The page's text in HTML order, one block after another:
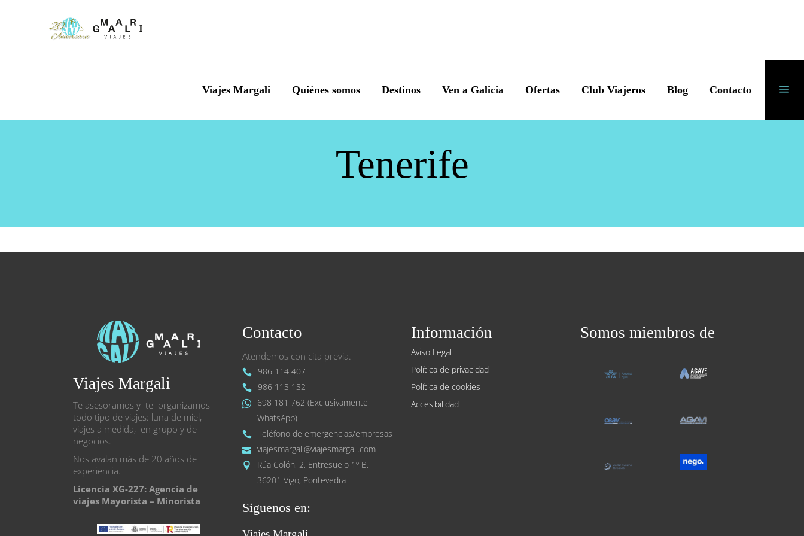
Viajes Margali Quiénes somos Destinos Ven a Galicia Ofertas Club Viajeros Blog Contacto
Tenerife
Viajes Margali
Te asesoramos y te organizamos
todo tipo de viajes: luna de miel,
viajes a medida, en grupo y de
negocios.
Nos avalan más de 20 años de
experiencia.
Licencia XG-227: Agencia de
viajes Mayorista – Minorista
Contacto
Atendemos con cita previa.
986 114 407
986 113 132
698 181 762 (Exclusivamente
WhatsApp)
Teléfono de emergencias/empresas
viajesmargali@viajesmargali.com
Rúa Colón, 2, Entresuelo 1º B,
36201 Vigo, Pontevedra
Siguenos en:
Información
Aviso Legal
Política de privacidad
Política de cookies
Accesibilidad
Somos miembros de